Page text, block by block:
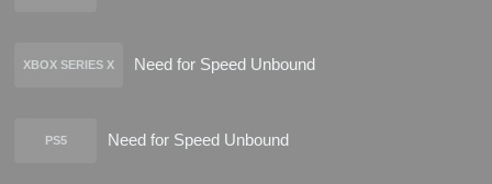
XBOX SERIES X Need for Speed Unbound
PS5 Need for Speed Unbound